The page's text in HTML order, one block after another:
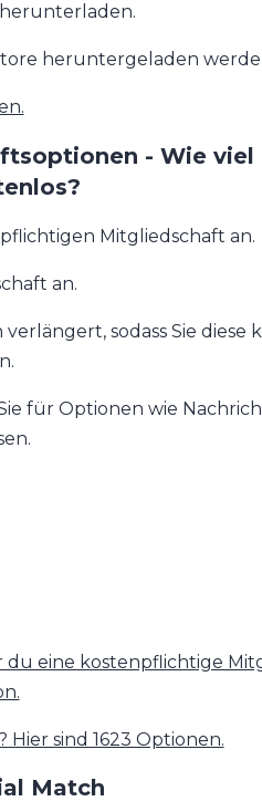
heruntergeladen
- Wie
Mitgliedschaft an.
an.
sodass Sie diese
für Optionen wie
eine kostenpflichtige
sind 1623 Optionen.
Match